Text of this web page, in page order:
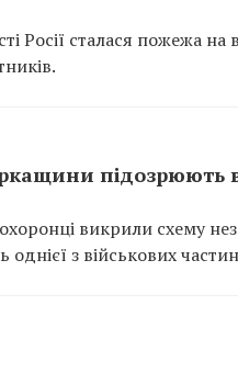
Росії сталася пожежа
підозрюють
викрили схему
однієї з військових